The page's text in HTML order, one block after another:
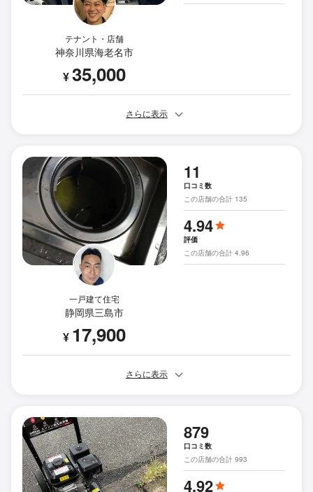
テナント・店舗
神奈川県海老名市
¥35,000
さらに表示
一戸建て住宅
静岡県三島市
¥ 17,900
11
口コミ数
この店舗の合計 135
4.94
評価
この店舗の合計 4.96
さらに表示
879
口コミ数
この店舗の合計 993
4.92